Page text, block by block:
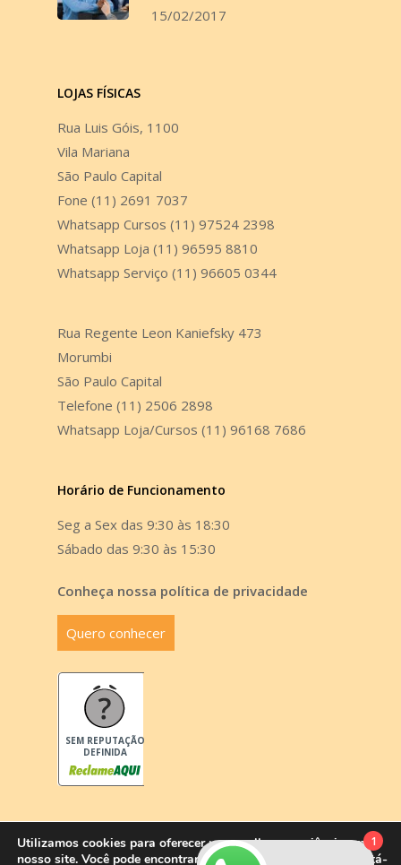
15/02/2017
LOJAS FÍSICAS
Rua Luis Góis, 1100
Vila Mariana
São Paulo Capital
Fone (11) 2691 7037
Whatsapp Cursos (11) 97524 2398
Whatsapp Loja (11) 96595 8810
Whatsapp Serviço (11) 96605 0344
Rua Regente Leon Kaniefsky 473
Morumbi
São Paulo Capital
Telefone (11) 2506 2898
Whatsapp Loja/Cursos (11) 96168 7686
Horário de Funcionamento
Seg a Sex das 9:30 às 18:30
Sábado das 9:30 às 15:30
Conheça nossa política de privacidade
Quero conhecer
SEM REPUTAÇÃO
DEFINIDA
Utilizamos cookies para oferecer uma melhor experiência em
nosso site. Você pode encontrar mais informações ou desabilitá-
1